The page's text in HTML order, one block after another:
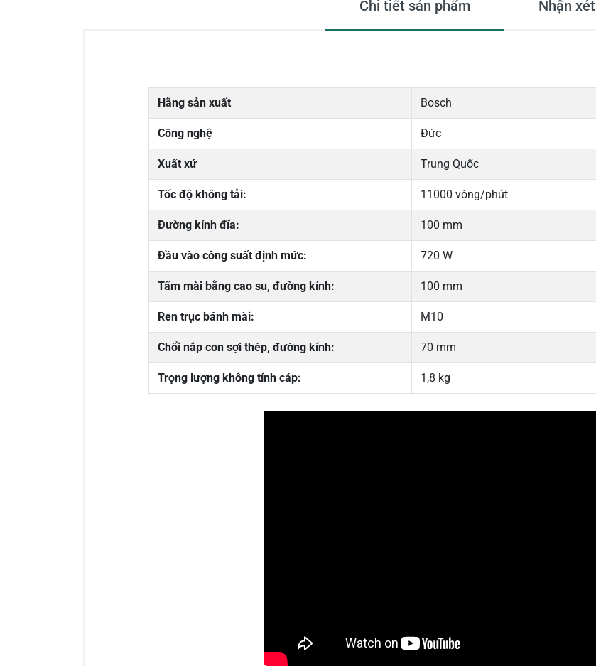
Chi tiết sản phẩm Nhận xét
Hãng sản xuất Bosch
Công nghệ Đức
Xuất xứ Trung Quốc
Tốc độ không tải: 11000 vòng/phút
Đường kính đĩa: 100 mm
Đầu vào công suất định mức: 720 W
Tấm mài bằng cao su, đường kính: 100 mm
Ren trục bánh mài: M10
Chổi nắp con sợi thép, đường kính: 70 mm
Trọng lượng không tính cáp: 1,8 kg